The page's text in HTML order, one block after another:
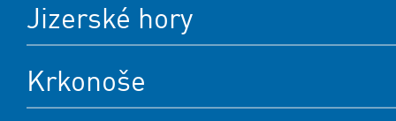
Jizerské hory
Krkonoše